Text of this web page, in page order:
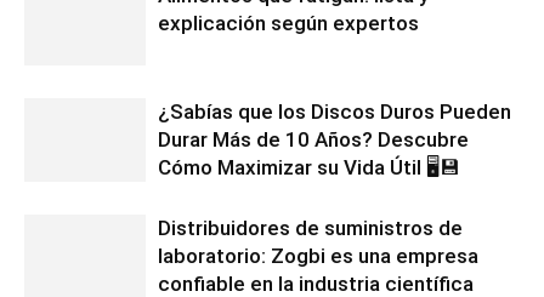
explicación según expertos
¿Sabías que los Discos Duros Pueden
Durar Más de 10 Años? Descubre
Cómo Maximizar su Vida Útil 🖥️💾
Distribuidores de suministros de
laboratorio: Zogbi es una empresa
confiable en la industria científica